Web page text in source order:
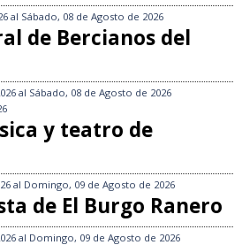
al Sábado, 08 de Agosto de 2026
de Bercianos del
al Sábado, 08 de Agosto de 2026
y teatro de
al Domingo, 09 de Agosto de 2026
de El Burgo Ranero
al Domingo, 09 de Agosto de 2026